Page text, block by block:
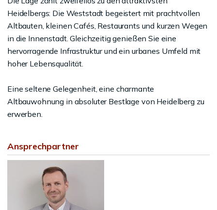
Heidelbergs: Die Weststadt begeistert mit prachtvollen
Altbauten, kleinen Cafés, Restaurants und kurzen Wegen
in die Innenstadt. Gleichzeitig genießen Sie eine
hervorragende Infrastruktur und ein urbanes Umfeld mit
hoher Lebensqualität.
Eine seltene Gelegenheit, eine charmante
Altbauwohnung in absoluter Bestlage von Heidelberg zu
erwerben.
Ansprechpartner